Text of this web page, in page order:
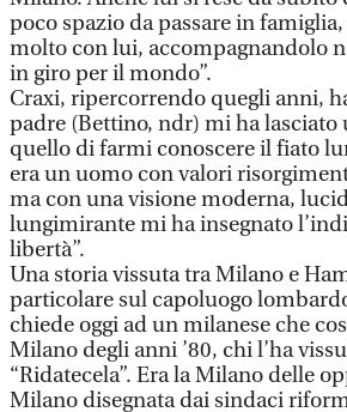
poco spazio da passare in
molto con lui, accompagnandolo
in giro per il mondo”.
Craxi, ripercorrendo quegli anni,
padre (Bettino, ndr) mi ha lasciato
quello di farmi conoscere il fiato
era un uomo con valori
ma con una visione moderna,
lungimirante mi ha insegnato
libertà”.
Una storia vissuta tra Milano e
particolare sul capoluogo
chiede oggi ad un milanese che
Milano degli anni ’80, chi l’ha
“Ridatecela”. Era la Milano delle
Milano disegnata dai sindaci